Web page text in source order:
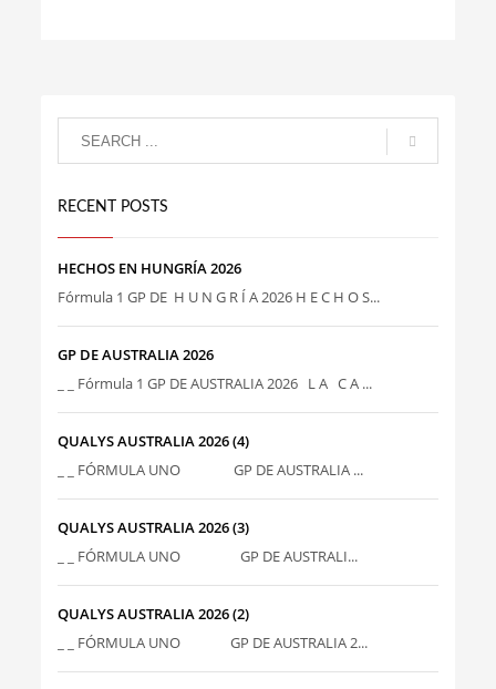
RECENT POSTS
HECHOS EN HUNGRÍA 2026
Fórmula 1 GP DE H U N G R Í A 2026 H E C H O S...
GP DE AUSTRALIA 2026
_ _ Fórmula 1 GP DE AUSTRALIA 2026 L A C A ...
QUALYS AUSTRALIA 2026 (4)
_ _ FÓRMULA UNO GP DE AUSTRALIA ...
QUALYS AUSTRALIA 2026 (3)
_ _ FÓRMULA UNO GP DE AUSTRALI...
QUALYS AUSTRALIA 2026 (2)
_ _ FÓRMULA UNO GP DE AUSTRALIA 2...